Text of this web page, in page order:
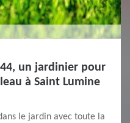
44, un jardinier pour
à Saint Lumine
le jardin avec toute la